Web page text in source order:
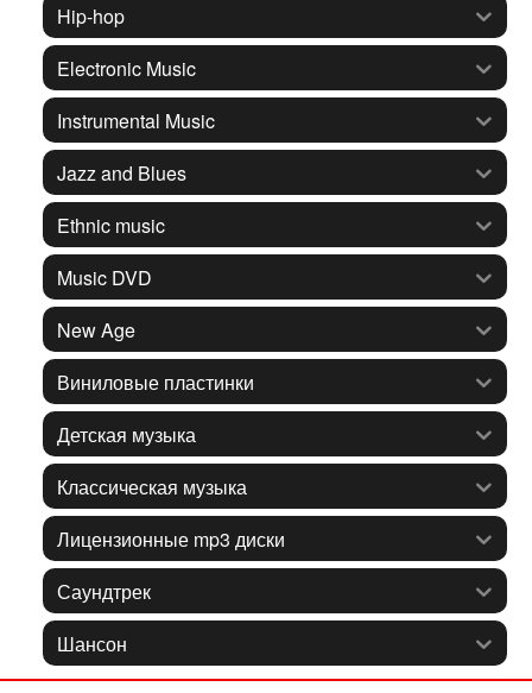
Hip-hop
Electronic Music
Instrumental Music
Jazz and Blues
Ethnic music
Music DVD
New Age
Виниловые пластинки
Детская музыка
Классическая музыка
Лицензионные mp3 диски
Саундтрек
Шансон